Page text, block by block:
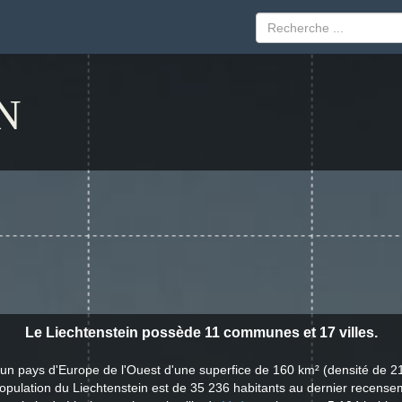
Le Liechtenstein possède 11 communes et 17 villes.
pays d'Europe de l'Ouest d'une superfice de 160 km² (densité de
du Liechtenstein est de 35 236 habitants au dernier